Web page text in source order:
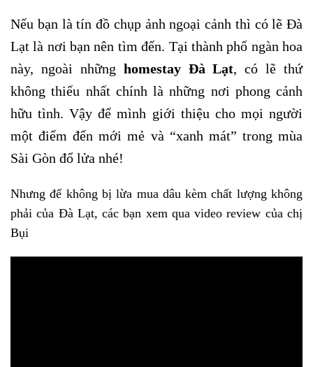
Nếu bạn là tín đồ chụp ảnh ngoại cảnh thì có lẽ Đà
Lạt là nơi bạn nên tìm đến. Tại thành phố ngàn hoa
này, ngoài những homestay Đà Lạt, có lẽ thứ
không thiếu nhất chính là những nơi phong cảnh
hữu tình. Vậy để mình giới thiệu cho mọi người
một điểm đến mới mẻ và “xanh mát” trong mùa
Sài Gòn đổ lửa nhé!
Nhưng để không bị lừa mua dâu kèm chất lượng không
phải của Đà Lạt, các bạn xem qua video review của chị
Bụi